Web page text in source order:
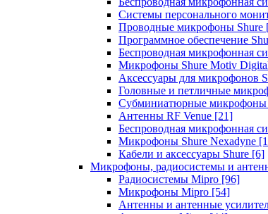
Системы персонального
Проводные микрофоны Shure
Программное обеспечение
Беспроводная микрофонная
Микрофоны Shure Motiv
Аксессуары для микрофонов
Головные и петличные
Субминиатюрные микрофоны
Антенны RF Venue [21]
Беспроводная микрофонная
Микрофоны Shure Nexadyne
Кабели и аксессуары Shure [6]
Микрофоны, радиосистемы и
Радиосистемы Mipro [96]
Микрофоны Mipro [54]
Антенны и антенные